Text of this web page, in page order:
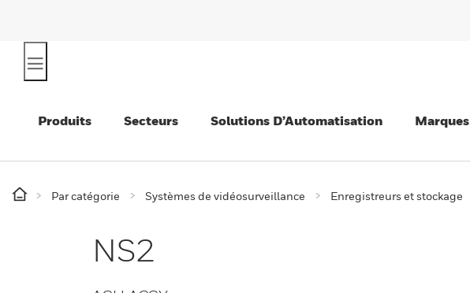
Produits Secteurs Solutions D’Automatisation Marques
Par catégorie Systèmes de vidéosurveillance Enregistreurs et stockage
NS2